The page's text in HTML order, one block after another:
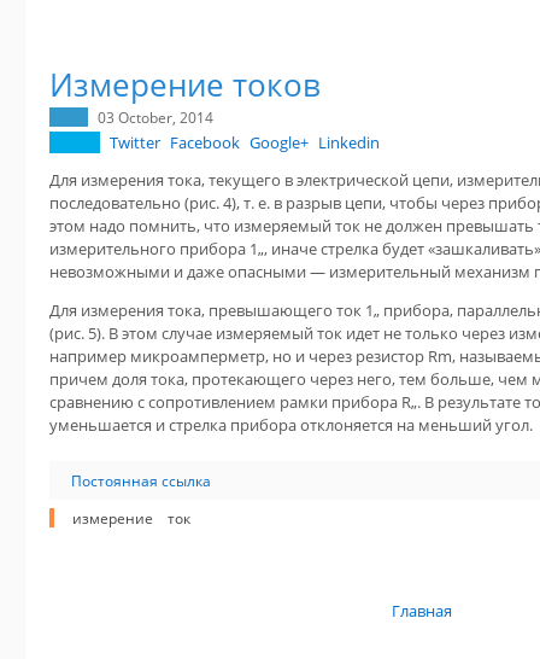
Измерение токов
03 October, 2014
Twitter Facebook Google+ Linkedin
Для измерения тока, текущего в электрической цепи,
последовательно (рис. 4), т. е. в разрыв цепи, чтобы через
этом надо помнить, что измеряемый ток не должен превышать
измерительного прибора 1„, иначе стрелка будет
невозможными и даже опасными — измерительный механизм
Для измерения тока, превышающего ток 1„ прибора,
(рис. 5). В этом случае измеряемый ток идет не только через
например микроамперметр, но и через резистор Rm,
причем доля тока, протекающего через него, тем больше, чем
сравнению с сопротивлением рамки прибора R„. В результате
уменьшается и стрелка прибора отклоняется на меньший угол.
Постоянная ссылка
измерение
ток
Главная